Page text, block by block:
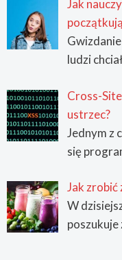
Jak
ludzi
Cross-
ustrzec?
Jednym z
się
Jak
W